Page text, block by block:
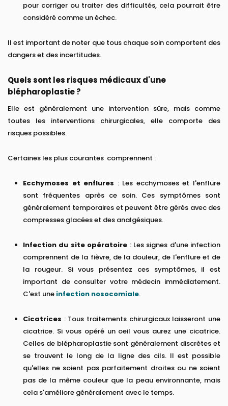
pour corriger ou traiter des difficultés, cela pourrait être
considéré comme un échec.
Il est important de noter que tous chaque soin comportent des
dangers et des incertitudes.
Quels sont les risques médicaux d'une
blépharoplastie ?
Elle est généralement une intervention sûre, mais comme
toutes les interventions chirurgicales, elle comporte des
risques possibles.
Certaines les plus courantes comprennent :
Ecchymoses et enflures : Les ecchymoses et l'enflure
sont fréquentes après ce soin. Ces symptômes sont
généralement temporaires et peuvent être gérés avec des
compresses glacées et des analgésiques.
Infection du site opératoire : Les signes d'une infection
comprennent de la fièvre, de la douleur, de l'enflure et de
la rougeur. Si vous présentez ces symptômes, il est
important de consulter votre médecin immédiatement.
C'est une infection nosocomiale.
Cicatrices : Tous traitements chirurgicaux laisseront une
cicatrice. Si vous opéré un oeil vous aurez une cicatrice.
Celles de blépharoplastie sont généralement discrètes et
se trouvent le long de la ligne des cils. Il est possible
qu'elles ne soient pas parfaitement droites ou ne soient
pas de la même couleur que la peau environnante, mais
cela s'améliore généralement avec le temps.